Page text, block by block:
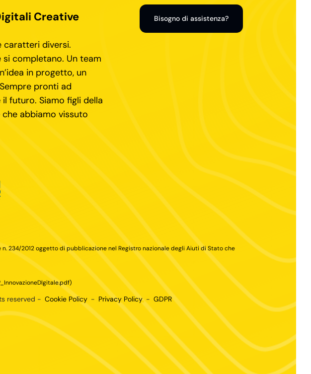
Creative
caratteri diversi.
completano. Un team
in progetto, un
pronti ad
futuro. Siamo figli della
abbiamo vissuto
Bisogno di assistenza?
n. 234/2012 oggetto di pubblicazione nel Registro nazionale degli Aiuti di Stato che
)
reserved - Cookie Policy - Privacy Policy- GDPR